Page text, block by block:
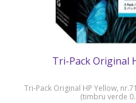
Tri-Pack Original
Tri-Pack Original HP Yellow,
(timbru verde